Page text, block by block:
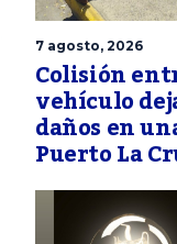
7 agosto, 2026
Colisión
vehículo
daños en
Puerto La